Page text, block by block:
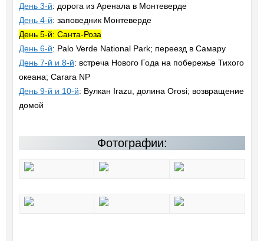
День 3-й: дорога из Аренала в Монтеверде
День 4-й: заповедник Монтеверде
День 5-й: Санта-Роза
День 6-й: Palo Verde National Park; переезд в Самару
День 7-й и 8-й: встреча Нового Года на побережье Тихого
океана; Carara NP
День 9-й и 10-й: Вулкан Irazu, долина Orosi; возвращение
домой
Фотографии: